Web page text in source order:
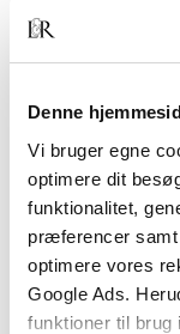
Denne
Vi bruger egne
optimere dit
funktionalitet,
præferencer
optimere vores
Google Ads.
funktioner til brug
virkelighed
mennesker